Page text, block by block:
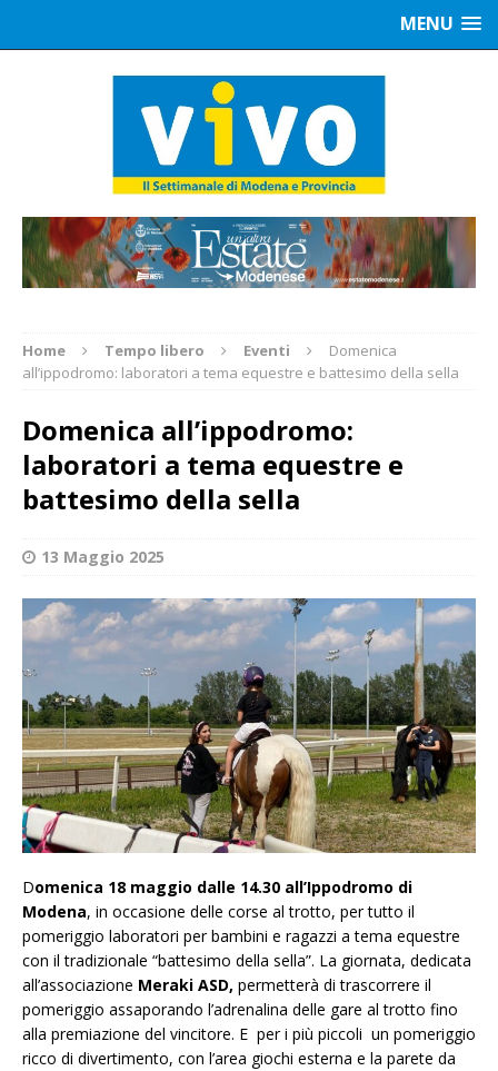
MENU
Home Tempo libero Eventi
Domenica
all’ippodromo: laboratori a tema equestre e battesimo della sella
Domenica all’ippodromo:
laboratori a tema equestre e
battesimo della sella
13 Maggio 2025
Domenica 18 maggio dalle 14.30 all’Ippodromo di
Modena, in occasione delle corse al trotto, per tutto il
pomeriggio laboratori per bambini e ragazzi a tema equestre
con il tradizionale “battesimo della sella”. La giornata, dedicata
all’associazione Meraki ASD, permetterà di trascorrere il
pomeriggio assaporando l’adrenalina delle gare al trotto fino
alla premiazione del vincitore. E per i più piccoli un pomeriggio
ricco di divertimento, con l’area giochi esterna e la parete da